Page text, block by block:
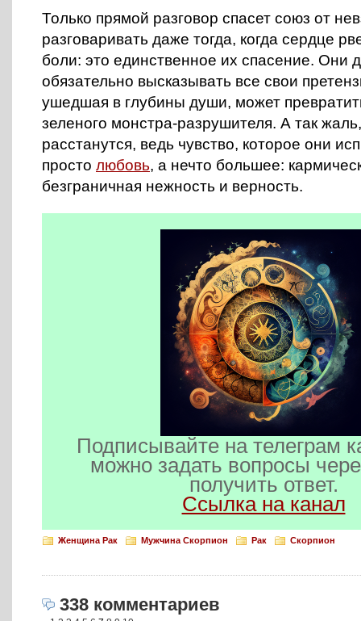
Только прямой разговор спасет союз от
разговаривать даже тогда, когда сердце
боли: это единственное их спасение. Они
обязательно высказывать все свои
ушедшая в глубины души, может
зеленого монстра-разрушителя. А так
расстанутся, ведь чувство, которое они
просто любовь, а нечто большее:
безграничная нежность и верность.
Подписывайте на телеграм
можно задать вопросы
получить ответ.
Ссылка на канал
Женщина Рак Мужчина Скорпион Рак Скорпион
338 комментариев